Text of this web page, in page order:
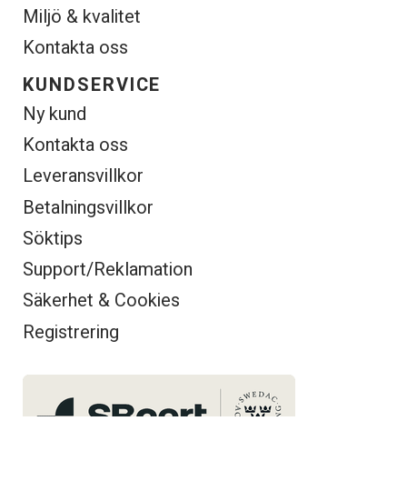
Miljö & kvalitet
Kontakta oss
KUNDSERVICE
Ny kund
Kontakta oss
Leveransvillkor
Betalningsvillkor
Söktips
Support/Reklamation
Säkerhet & Cookies
Registrering